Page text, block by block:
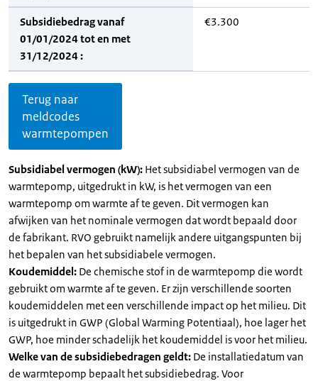
Subsidiebedrag vanaf
01/01/2024 tot en met
31/12/2024 :
€3.300
Terug naar
meldcodes
warmtepompen
Subsidiabel vermogen (kW): Het subsidiabel vermogen van de
warmtepomp, uitgedrukt in kW, is het vermogen van een
warmtepomp om warmte af te geven. Dit vermogen kan
afwijken van het nominale vermogen dat wordt bepaald door
de fabrikant. RVO gebruikt namelijk andere uitgangspunten bij
het bepalen van het subsidiabele vermogen.
Koudemiddel: De chemische stof in de warmtepomp die wordt
gebruikt om warmte af te geven. Er zijn verschillende soorten
koudemiddelen met een verschillende impact op het milieu. Dit
is uitgedrukt in GWP (Global Warming Potentiaal), hoe lager het
GWP, hoe minder schadelijk het koudemiddel is voor het milieu.
Welke van de subsidiebedragen geldt: De installatiedatum van
de warmtepomp bepaalt het subsidiebedrag. Voor